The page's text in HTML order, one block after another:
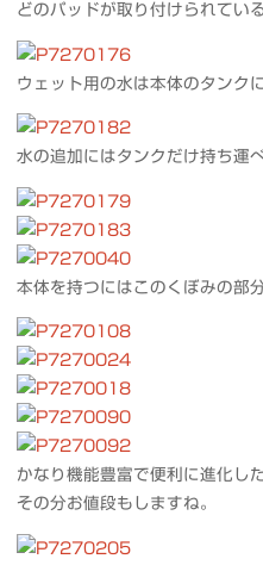
どのパッドが取り付けられてい
ウェット用の水は本体のタンク
水の追加にはタンクだけ持ち運
本体を持つにはこのくぼみの部
かなり機能豊富で便利に進化
その分お値段もしますね。